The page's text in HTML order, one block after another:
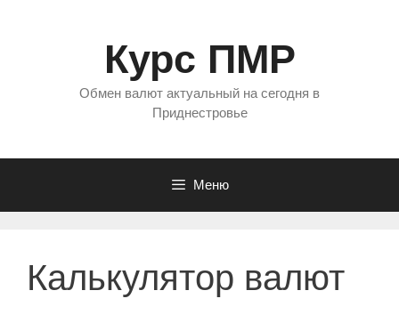
Курс ПМР
Обмен валют актуальный на сегодня в
Приднестровье
Меню
Калькулятор валют